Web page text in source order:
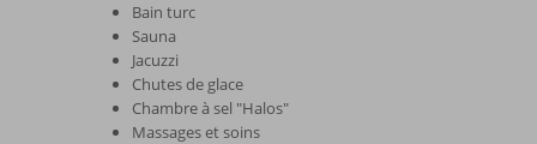
Bain turc
Sauna
Jacuzzi
Chutes de glace
Chambre à sel "Halos"
Massages et soins